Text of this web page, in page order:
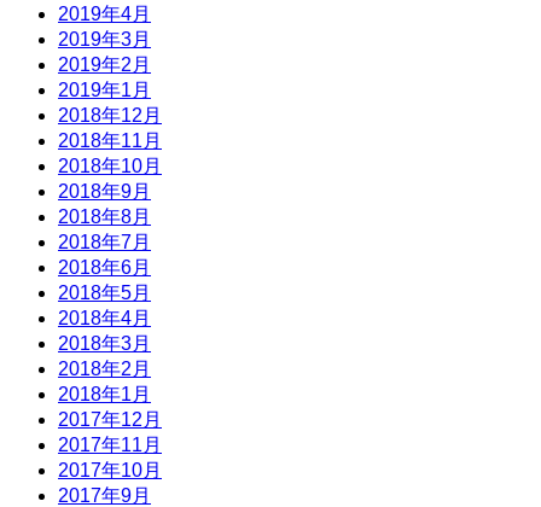
2019年4月
2019年3月
2019年2月
2019年1月
2018年12月
2018年11月
2018年10月
2018年9月
2018年8月
2018年7月
2018年6月
2018年5月
2018年4月
2018年3月
2018年2月
2018年1月
2017年12月
2017年11月
2017年10月
2017年9月